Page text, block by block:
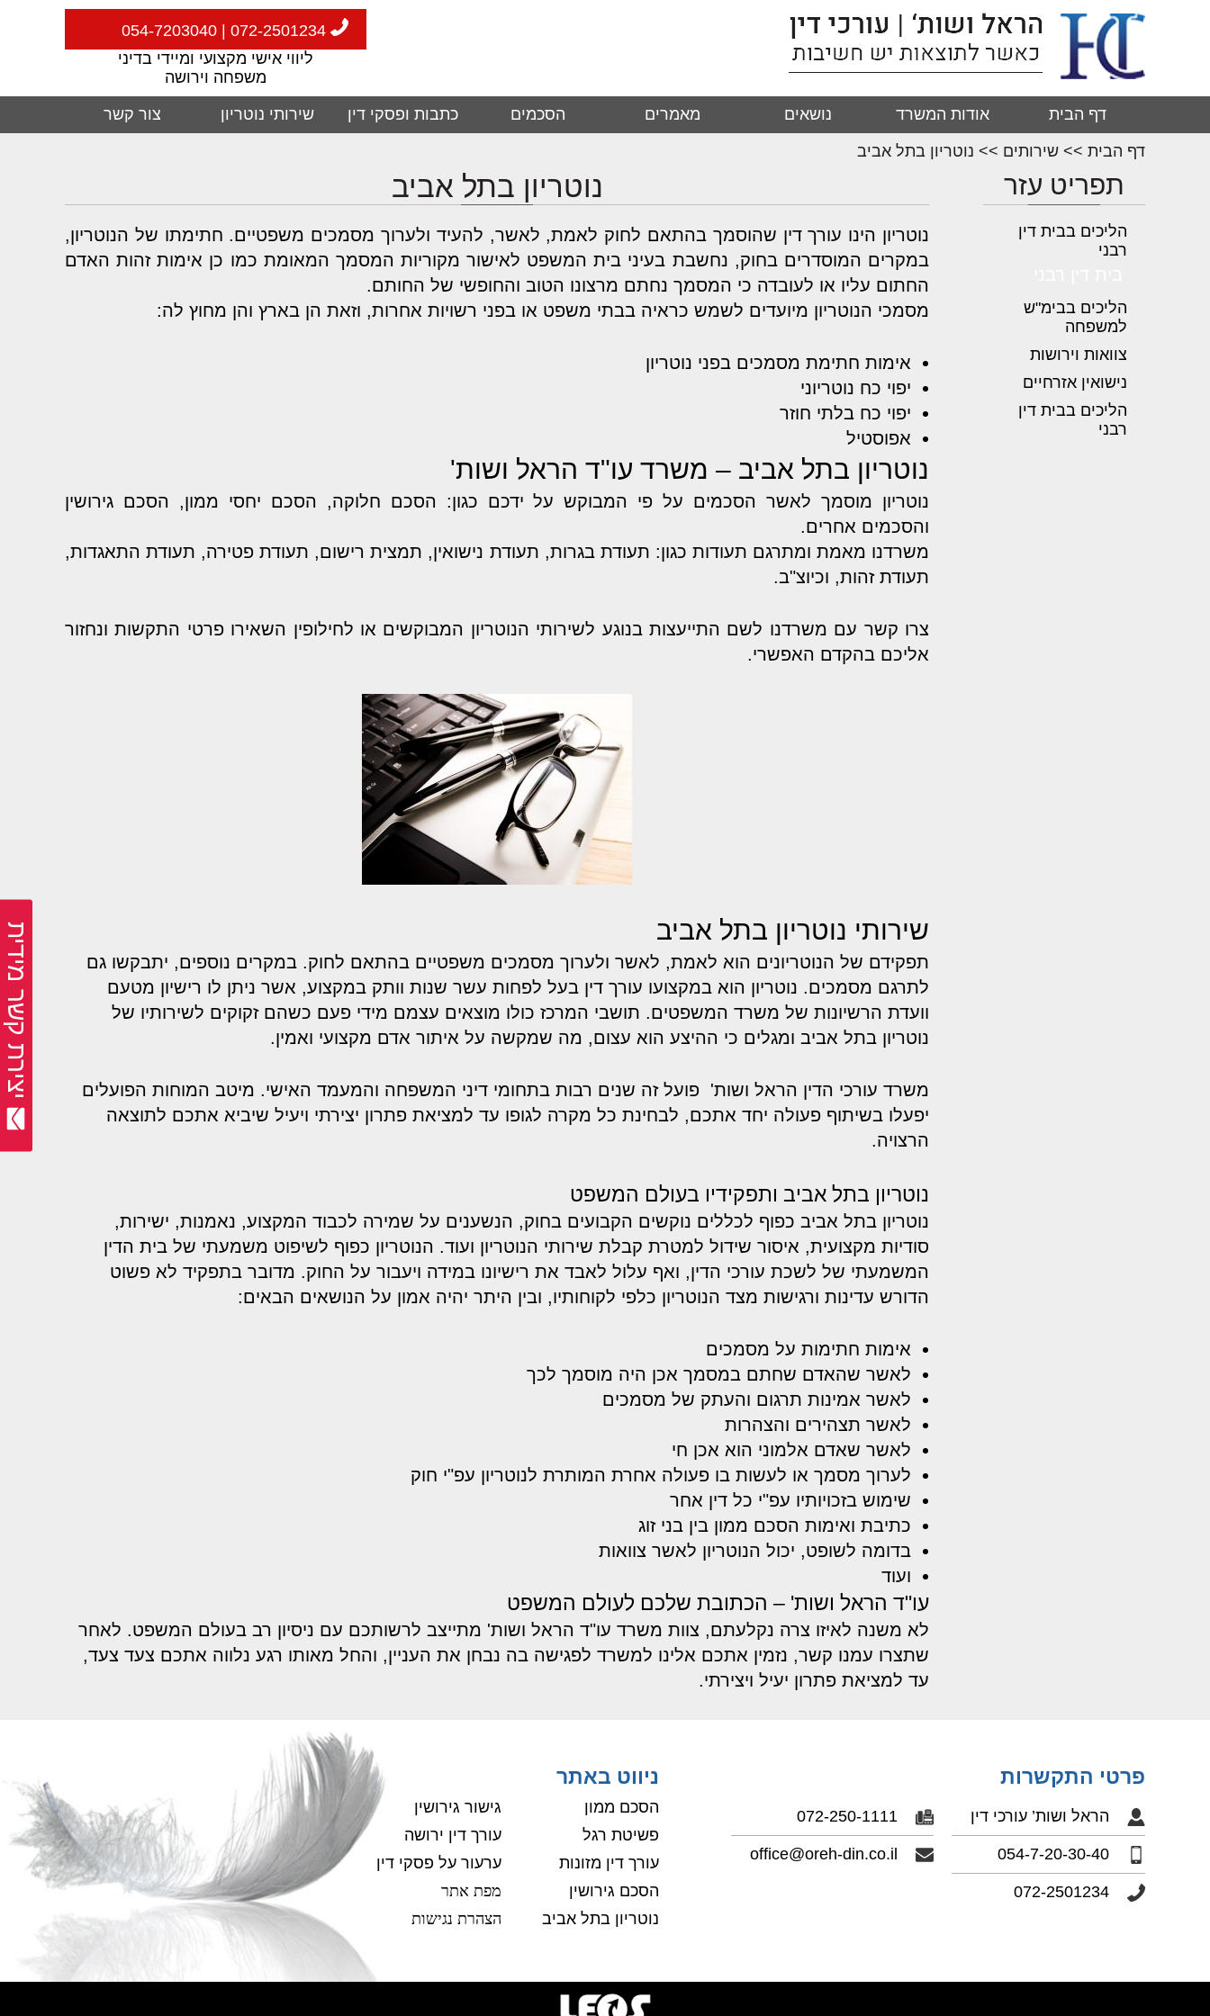
ליווי אישי מקצועי ומיידי בדיני
משפחה וירושה
דף הבית אודות המשרד נושאים מאמרים הסכמים כתבות ופסקי דין שירותי נוטריון צור קשר
דף הבית >> שירותים >> נוטריון בתל אביב
תפריט עזר
הליכים בבית דין
רבני
הליכים בבימ"ש
למשפחה
צוואות וירושות
נישואין אזרחיים
הליכים בבית דין
רבני
נוטריון בתל אביב
נוטריון הינו עורך דין שהוסמך בהתאם לחוק לאמת, לאשר, להעיד ולערוך מסמכים משפטיים. חתימתו של הנוטריון,
במקרים המוסדרים בחוק, נחשבת בעיני בית המשפט לאישור מקוריות המסמך המאומת כמו כן אימות זהות האדם
החתום עליו או לעובדה כי המסמך נחתם מרצונו הטוב והחופשי של החותם.
מסמכי הנוטריון מיועדים לשמש כראיה בבתי משפט או בפני רשויות אחרות, וזאת הן בארץ והן מחוץ לה:
אימות חתימת מסמכים בפני נוטריון
יפוי כח נוטריוני
יפוי כח בלתי חוזר
אפוסטיל
נוטריון בתל אביב – משרד עו"ד הראל ושות'
נוטריון מוסמך לאשר הסכמים על פי המבוקש על ידכם כגון: הסכם חלוקה, הסכם יחסי ממון, הסכם גירושין
והסכמים אחרים.
משרדנו מאמת ומתרגם תעודות כגון: תעודת בגרות, תעודת נישואין, תמצית רישום, תעודת פטירה, תעודת התאגדות,
תעודת זהות, וכיוצ"ב.
צרו קשר עם משרדנו לשם התייעצות בנוגע לשירותי הנוטריון המבוקשים או לחילופין השאירו פרטי התקשות ונחזור
אליכם בהקדם האפשרי.
שירותי נוטריון בתל אביב
תפקידם של הנוטריונים הוא לאמת, לאשר ולערוך מסמכים משפטיים בהתאם לחוק. במקרים נוספים, יתבקשו גם
לתרגם מסמכים. נוטריון הוא במקצועו עורך דין בעל לפחות עשר שנות וותק במקצוע, אשר ניתן לו רישיון מטעם
וועדת הרשיונות של משרד המשפטים. תושבי המרכז כולו מוצאים עצמם מידי פעם כשהם זקוקים לשירותיו של
נוטריון בתל אביב ומגלים כי ההיצע הוא עצום, מה שמקשה על איתור אדם מקצועי ואמין.
משרד עורכי הדין הראל ושות' פועל זה שנים רבות בתחומי דיני המשפחה והמעמד האישי. מיטב המוחות הפועלים
יפעלו בשיתוף פעולה יחד אתכם, לבחינת כל מקרה לגופו עד למציאת פתרון יצירתי ויעיל שיביא אתכם לתוצאה
הרצויה.
נוטריון בתל אביב ותפקידיו בעולם המשפט
נוטריון בתל אביב כפוף לכללים נוקשים הקבועים בחוק, הנשענים על שמירה לכבוד המקצוע, נאמנות, ישירות,
סודיות מקצועית, איסור שידול למטרת קבלת שירותי הנוטריון ועוד. הנוטריון כפוף לשיפוט משמעתי של בית הדין
המשמעתי של לשכת עורכי הדין, ואף עלול לאבד את רישיונו במידה ויעבור על החוק. מדובר בתפקיד לא פשוט
הדורש עדינות ורגישות מצד הנוטריון כלפי לקוחותיו, ובין היתר יהיה אמון על הנושאים הבאים:
אימות חתימות על מסמכים
לאשר שהאדם שחתם במסמך אכן היה מוסמך לכך
לאשר אמינות תרגום והעתק של מסמכים
לאשר תצהירים והצהרות
לאשר שאדם אלמוני הוא אכן חי
לערוך מסמך או לעשות בו פעולה אחרת המותרת לנוטריון עפ"י חוק
שימוש בזכויותיו עפ"י כל דין אחר
כתיבת ואימות הסכם ממון בין בני זוג
בדומה לשופט, יכול הנוטריון לאשר צוואות
ועוד
עו"ד הראל ושות' – הכתובת שלכם לעולם המשפט
לא משנה לאיזו צרה נקלעתם, צוות משרד עו"ד הראל ושות' מתייצב לרשותכם עם ניסיון רב בעולם המשפט. לאחר
שתצרו עמנו קשר, נזמין אתכם אלינו למשרד לפגישה בה נבחן את העניין, והחל מאותו רגע נלווה אתכם צעד צעד,
עד למציאת פתרון יעיל ויצירתי.
פרטי התקשרות
הראל ושות’ עורכי דין
054-7-20-30-40
072-2501234
072-250-1111
office@oreh-din.co.il
ניווט באתר
הסכם ממון
פשיטת רגל
עורך דין מזונות
הסכם גירושין
נוטריון בתל אביב
גישור גירושין
עורך דין ירושה
ערעור על פסקי דין
מפת אתר
הצהרת נגישות
יצירת קשר מידית